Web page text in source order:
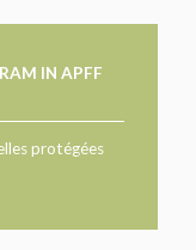
IN APFF
protégées